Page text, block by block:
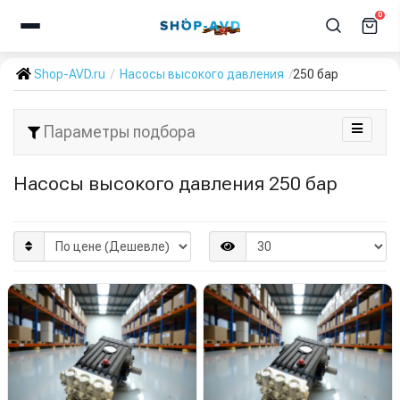
0
Shop-AVD.ru Насосы высокого давления 250 бар
Параметры подбора
Насосы высокого давления 250 бар